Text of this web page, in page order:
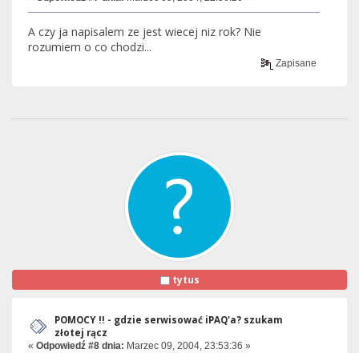
A czy ja napisalem ze jest wiecej niz rok? Nie
rozumiem o co chodzi...
Zapisane
tytus
POMOCY !! - gdzie serwisować iPAQ'a? szukam
złotej rącz
« Odpowiedź #8 dnia: Marzec 09, 2004, 23:53:36 »